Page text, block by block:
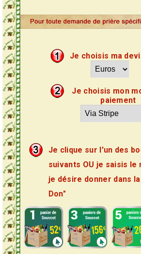
Je choisis ma
Je choisis mon
paiement
Je clique sur l'un des
suivants OU je saisis le
je désire donner dans
Don"